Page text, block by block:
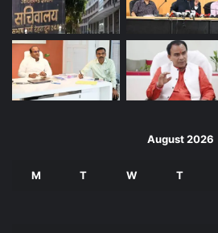
August 2026
M T W T